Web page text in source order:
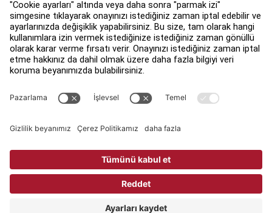
Facility Connect'ya giriş yap
LIFE FITNESS GİZLİLİK POLİTİKASI
Copyright © 2026 Life Fitness